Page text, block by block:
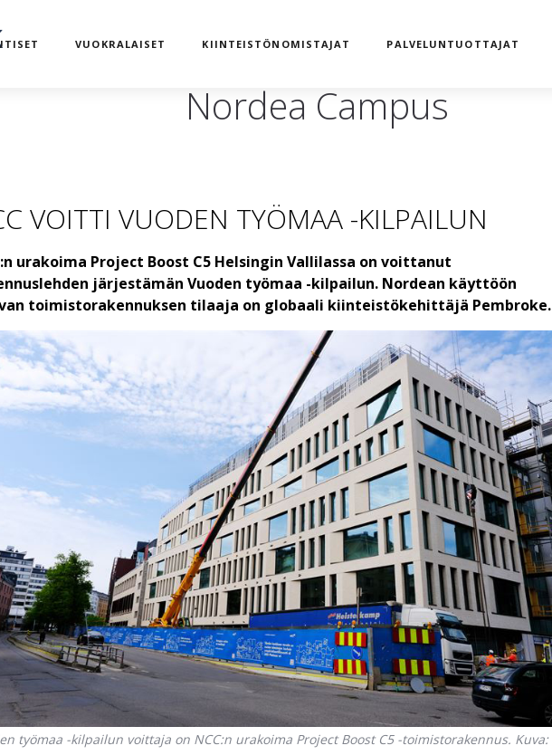
VUOKRALAISET KIINTEISTÖNOMISTAJAT PALVELUNTUOTTAJAT
Nordea Campus
VOITTI VUODEN TYÖMAA -KILPAILUN
urakoima Project Boost C5 Helsingin Vallilassa on voittanut
järjestämän Vuoden työmaa -kilpailun. Nordean käyttöön
toimistorakennuksen tilaaja on globaali kiinteistökehittäjä Pembroke.
työmaa -kilpailun voittaja on NCC:n urakoima Project Boost C5 -toimistorakennus. Kuva: